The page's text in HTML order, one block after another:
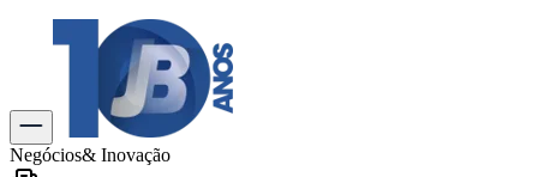
Explore Tudo
Últimas Notícias
Previsão do Tempo
Trânsito e Rotas
Dia a Dia & Lazer
Negócios& Inovação